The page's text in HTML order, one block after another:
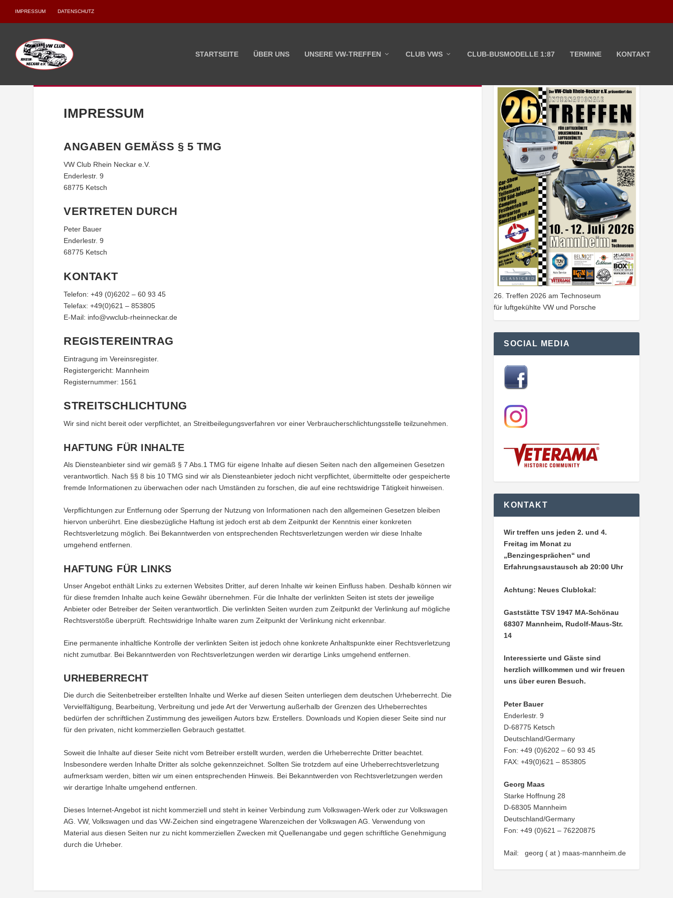
IMPRESSUM DATENSCHUTZ
STARTSEITE ÜBER UNS UNSERE VW-TREFFEN CLUB VWS CLUB-BUSMODELLE 1:87 TERMINE KONTAKT
IMPRESSUM
ANGABEN GEMÄSS § 5 TMG
VW Club Rhein Neckar e.V.
Enderlestr. 9
68775 Ketsch
VERTRETEN DURCH
Peter Bauer
Enderlestr. 9
68775 Ketsch
KONTAKT
Telefon: +49 (0)6202 – 60 93 45
Telefax: +49(0)621 – 853805
E-Mail: info@vwclub-rheinneckar.de
REGISTEREINTRAG
Eintragung im Vereinsregister.
Registergericht: Mannheim
Registernummer: 1561
STREITSCHLICHTUNG
Wir sind nicht bereit oder verpflichtet, an Streitbeilegungsverfahren vor einer Verbraucherschlichtungsstelle teilzunehmen.
HAFTUNG FÜR INHALTE
Als Diensteanbieter sind wir gemäß § 7 Abs.1 TMG für eigene Inhalte auf diesen Seiten nach den allgemeinen Gesetzen
verantwortlich. Nach §§ 8 bis 10 TMG sind wir als Diensteanbieter jedoch nicht verpflichtet, übermittelte oder gespeicherte
fremde Informationen zu überwachen oder nach Umständen zu forschen, die auf eine rechtswidrige Tätigkeit hinweisen.
Verpflichtungen zur Entfernung oder Sperrung der Nutzung von Informationen nach den allgemeinen Gesetzen bleiben
hiervon unberührt. Eine diesbezügliche Haftung ist jedoch erst ab dem Zeitpunkt der Kenntnis einer konkreten
Rechtsverletzung möglich. Bei Bekanntwerden von entsprechenden Rechtsverletzungen werden wir diese Inhalte
umgehend entfernen.
HAFTUNG FÜR LINKS
Unser Angebot enthält Links zu externen Websites Dritter, auf deren Inhalte wir keinen Einfluss haben. Deshalb können wir
für diese fremden Inhalte auch keine Gewähr übernehmen. Für die Inhalte der verlinkten Seiten ist stets der jeweilige
Anbieter oder Betreiber der Seiten verantwortlich. Die verlinkten Seiten wurden zum Zeitpunkt der Verlinkung auf mögliche
Rechtsverstöße überprüft. Rechtswidrige Inhalte waren zum Zeitpunkt der Verlinkung nicht erkennbar.
Eine permanente inhaltliche Kontrolle der verlinkten Seiten ist jedoch ohne konkrete Anhaltspunkte einer Rechtsverletzung
nicht zumutbar. Bei Bekanntwerden von Rechtsverletzungen werden wir derartige Links umgehend entfernen.
URHEBERRECHT
Die durch die Seitenbetreiber erstellten Inhalte und Werke auf diesen Seiten unterliegen dem deutschen Urheberrecht. Die
Vervielfältigung, Bearbeitung, Verbreitung und jede Art der Verwertung außerhalb der Grenzen des Urheberrechtes
bedürfen der schriftlichen Zustimmung des jeweiligen Autors bzw. Erstellers. Downloads und Kopien dieser Seite sind nur
für den privaten, nicht kommerziellen Gebrauch gestattet.
Soweit die Inhalte auf dieser Seite nicht vom Betreiber erstellt wurden, werden die Urheberrechte Dritter beachtet.
Insbesondere werden Inhalte Dritter als solche gekennzeichnet. Sollten Sie trotzdem auf eine Urheberrechtsverletzung
aufmerksam werden, bitten wir um einen entsprechenden Hinweis. Bei Bekanntwerden von Rechtsverletzungen werden
wir derartige Inhalte umgehend entfernen.
Dieses Internet-Angebot ist nicht kommerziell und steht in keiner Verbindung zum Volkswagen-Werk oder zur Volkswagen
AG. VW, Volkswagen und das VW-Zeichen sind eingetragene Warenzeichen der Volkswagen AG. Verwendung von
Material aus diesen Seiten nur zu nicht kommerziellen Zwecken mit Quellenangabe und gegen schriftliche Genehmigung
durch die Urheber.
26. Treffen 2026 am Technoseum
für luftgekühlte VW und Porsche
SOCIAL MEDIA
KONTAKT
Wir treffen uns jeden 2. und 4.
Freitag im Monat zu
„Benzingesprächen“ und
Erfahrungsaustausch ab 20:00 Uhr
Achtung: Neues Clublokal:
Gaststätte TSV 1947 MA-Schönau
68307 Mannheim, Rudolf-Maus-Str.
14
Interessierte und Gäste sind
herzlich willkommen und wir freuen
uns über euren Besuch.
Peter Bauer
Enderlestr. 9
D-68775 Ketsch
Deutschland/Germany
Fon: +49 (0)6202 – 60 93 45
FAX: +49(0)621 – 853805
Georg Maas
Starke Hoffnung 28
D-68305 Mannheim
Deutschland/Germany
Fon: +49 (0)621 – 76220875
Mail: georg ( at ) maas-mannheim.de